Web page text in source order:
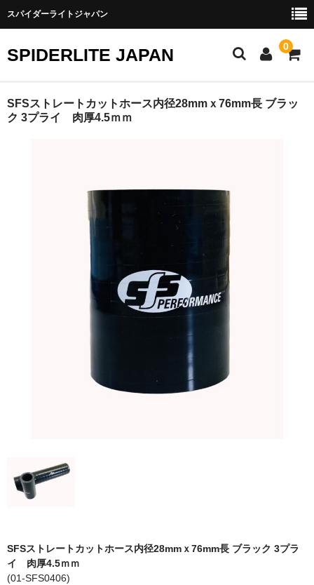
スパイダーライトジャパン
SPIDERLITE JAPAN 0
ホーム
FUNK MOTORSPORT
Contact form
Sitemap
SFSストレートカットホース内径28mmｘ76mm長 ブラッ
ク 3プライ 肉厚4.5ｍｍ
SFSストレートカットホース内径28mmｘ76mm長 ブラック 3プラ
イ 肉厚4.5ｍｍ
(01-SFS0406)